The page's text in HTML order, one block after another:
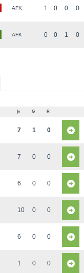
AFK 1 0 0 0
AFK 0 0 1 0
Įv G R
7 1 0
7 0 0
6 0 0
10 0 0
6 0 0
1 0 0